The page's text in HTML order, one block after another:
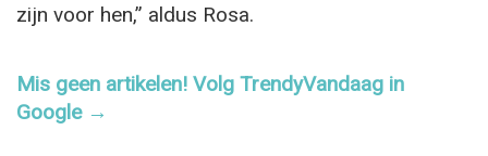
zijn voor hen,” aldus Rosa.
Mis geen artikelen! Volg TrendyVandaag in
Google →